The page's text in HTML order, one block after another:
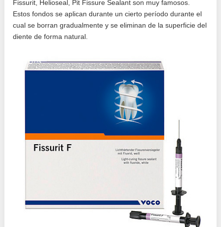
Fissurit, Helioseal, Pit Fissure Sealant son muy famosos.
Estos fondos se aplican durante un cierto período durante el
cual se borran gradualmente y se eliminan de la superficie del
diente de forma natural.